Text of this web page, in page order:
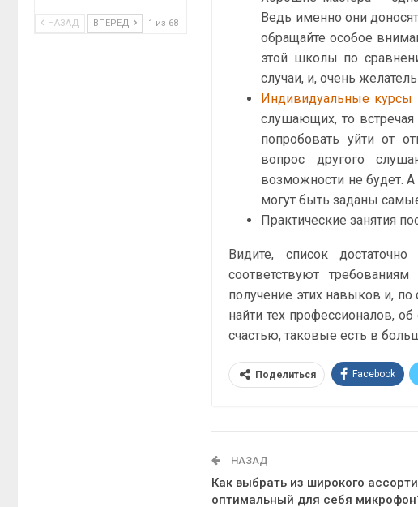
Ведь именно они
обращайте особое
этой школы по
случаи, и, очень
Индивидуальные курсы
слушающих, то
попробовать уйти от
вопрос другого
возможности не будет. А
могут быть заданы
Практические занятия
Видите, список
соответствуют
получение этих навыков и, по
найти тех профессионалов,
счастью, таковые есть в
Поделиться Facebook
НАЗАД
Как выбрать из широкого
оптимальный для себя
НАЗАД ВПЕРЕД 1 из 68